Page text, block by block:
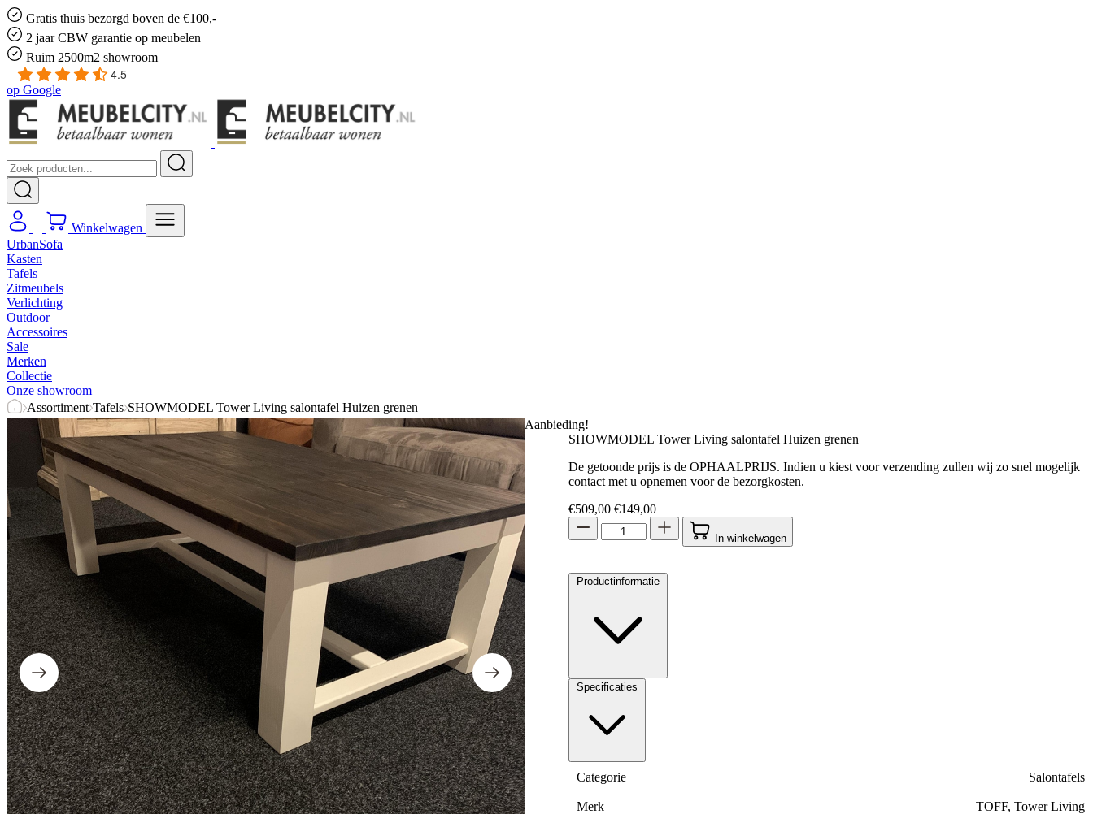
Gratis thuis bezorgd boven de €100,-
2 jaar CBW garantie op meubelen
Ruim 2500m2 showroom
4.5
op Google
Winkelwagen
UrbanSofa
Kasten
Tafels
Zitmeubels
Verlichting
Outdoor
Accessoires
Sale
Merken
Collectie
Onze showroom
Assortiment Tafels SHOWMODEL Tower Living salontafel Huizen grenen
Aanbieding!
SHOWMODEL Tower Living salontafel Huizen grenen
De getoonde prijs is de OPHAALPRIJS. Indien u kiest voor verzending zullen wij zo snel mogelijk
contact met u opnemen voor de bezorgkosten.
€509,00 Oorspronkelijke prijs was: €509,00.
€149,00Huidige prijs is: €149,00.
In winkelwagen
Productinformatie
Specificaties
Categorie Salontafels
Merk TOFF, Tower Living